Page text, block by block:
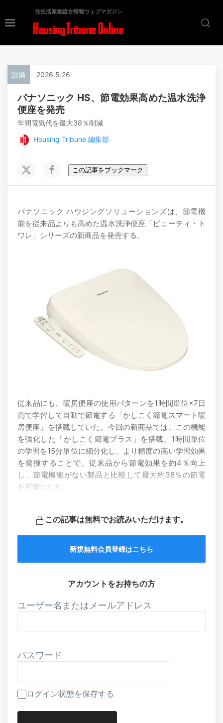
住生活産業総合情報ウェブマガジン
設備 2026.5.26
パナソニック HS、節電効果高めた温水洗浄
便座を発売
年間電気代を最大38％削減
Housing Tribune 編集部
この記事をブックマーク
パナソニック ハウジングソリューションズは、節電機
能を従来品よりも高めた温水洗浄便座「ビューティ・ト
ワレ」シリーズの新商品を発売する。
従来品にも、暖房便座の使用パターンを1時間単位×7日
間で学習して自動で節電する「かしこく節電スマート暖
房便座」を搭載していた。今回の新商品では、この機能
を強化した「かしこく節電プラス」を搭載。1時間単位
の学習を15分単位に細分化し、より精度の高い学習効果
を発揮することで、従来品から節電効果を約4％向上
し、節電機能がない製品と比較して最大約38％の節電
を可能にした。
この記事は無料でお読みいただけます。
新規無料会員登録はこちら
アカウントをお持ちの方
ユーザー名またはメールアドレス
パスワード
ログイン状態を保存する